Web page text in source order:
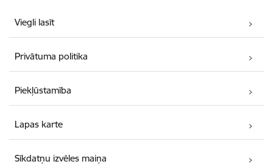
Viegli lasīt
Privātuma politika
Piekļūstamība
Lapas karte
Sīkdatņu izvēles maiņa